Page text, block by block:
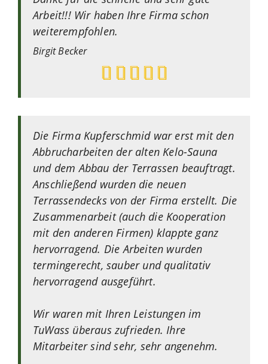
Arbeit!!! Wir haben Ihre Firma schon
weiterempfohlen.
BirgitBecker
Die Firma Kupferschmid war erst mit den
Abbrucharbeiten der alten Kelo-Sauna
und dem Abbau der Terrassen beauftragt.
Anschließend wurden die neuen
Terrassendecks von der Firma erstellt. Die
Zusammenarbeit (auch die Kooperation
mit den anderen Firmen) klappte ganz
hervorragend. Die Arbeiten wurden
termingerecht, sauber und qualitativ
hervorragend ausgeführt.
Wir waren mit Ihren Leistungen im
TuWass überaus zufrieden. Ihre
Mitarbeiter sind sehr, sehr angenehm.